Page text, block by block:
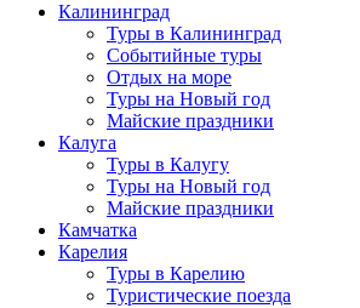
Калининград
Туры в Калининград
Событийные туры
Отдых на море
Туры на Новый год
Майские праздники
Калуга
Туры в Калугу
Туры на Новый год
Майские праздники
Камчатка
Карелия
Туры в Карелию
Туристические поезда